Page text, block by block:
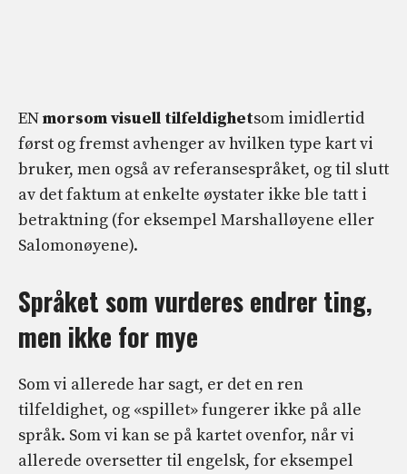
ENmorsom visuell tilfeldighetsom imidlertid
først og fremst avhenger av hvilken type kart vi
bruker, men også av referansespråket, og til slutt
av det faktum at enkelte øystater ikke ble tatt i
betraktning (for eksempel Marshalløyene eller
Salomonøyene).
Språket som vurderes endrer ting,
men ikke for mye
Som vi allerede har sagt, er det en ren
tilfeldighet, og «spillet» fungerer ikke på alle
språk. Som vi kan se på kartet ovenfor, når vi
allerede oversetter til engelsk, for eksempel